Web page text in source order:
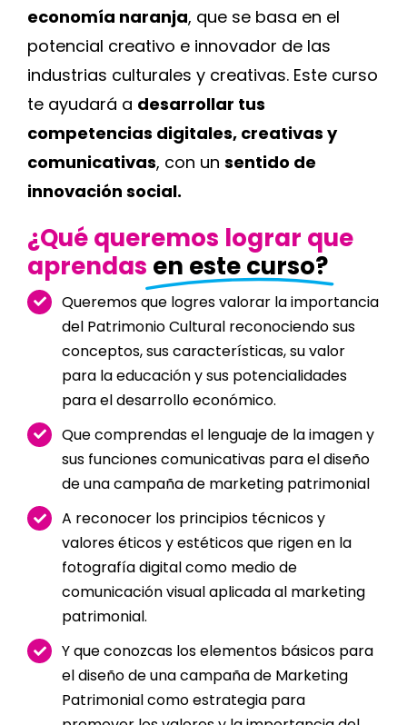
economía naranja, que se basa en el
potencial creativo e innovador de las
industrias culturales y creativas. Este curso
te ayudará a desarrollar tus
competencias digitales, creativas y
comunicativas, con un sentido de
innovación social.
¿Qué queremos lograr que
aprendas en este curso?
Queremos que logres valorar la importancia
del Patrimonio Cultural reconociendo sus
conceptos, sus características, su valor
para la educación y sus potencialidades
para el desarrollo económico.
Que comprendas el lenguaje de la imagen y
sus funciones comunicativas para el diseño
de una campaña de marketing patrimonial
A reconocer los principios técnicos y
valores éticos y estéticos que rigen en la
fotografía digital como medio de
comunicación visual aplicada al marketing
patrimonial.
Y que conozcas los elementos básicos para
el diseño de una campaña de Marketing
Patrimonial como estrategia para